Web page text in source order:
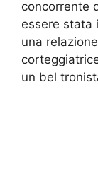
concorrente
essere stata
una
un bel